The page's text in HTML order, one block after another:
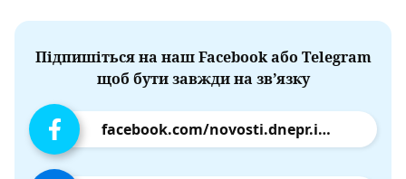
Підпишіться на наш Facebook або Telegram
щоб бути завжди на зв’язку
facebook.com/novosti.dnepr.info